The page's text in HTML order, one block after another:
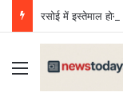
रसोई में इस्तेमाल
Menu